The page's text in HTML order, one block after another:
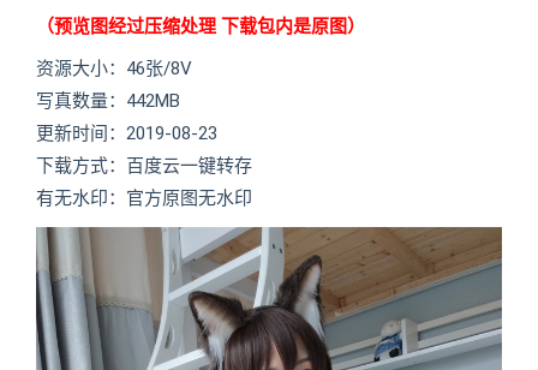
（预览图经过压缩处理 下载包内是原图）
资源大小：46张/8V
写真数量：442MB
更新时间：2019-08-23
下载方式：百度云一键转存
有无水印：官方原图无水印